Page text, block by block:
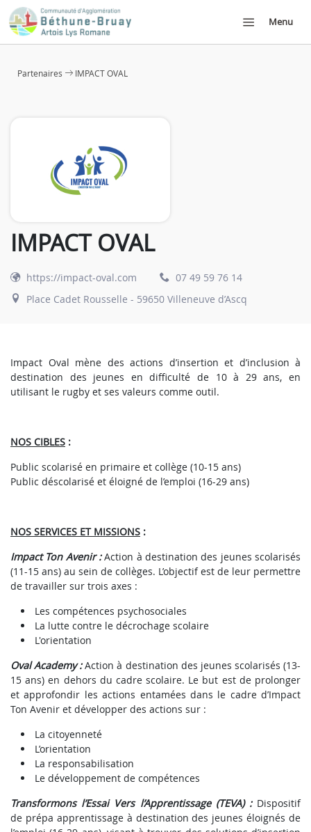
Menu
Partenaires IMPACT OVAL
IMPACT OVAL
https://impact-oval.com
07 49 59 76 14
Place Cadet Rousselle - 59650 Villeneuve d’Ascq
Impact Oval mène des actions d’insertion et d’inclusion à
destination des jeunes en difficulté de 10 à 29 ans, en
utilisant le rugby et ses valeurs comme outil.
NOS CIBLES :
Public scolarisé en primaire et collège (10-15 ans)
Public déscolarisé et éloigné de l’emploi (16-29 ans)
NOS SERVICES ET MISSIONS :
Impact Ton Avenir :Action à destination des jeunes scolarisés
(11-15 ans) au sein de collèges. L’objectif est de leur permettre
de travailler sur trois axes :
Les compétences psychosociales
La lutte contre le décrochage scolaire
L'orientation
Oval Academy :Action à destination des jeunes scolarisés (13-
15 ans) en dehors du cadre scolaire. Le but est de prolonger
et approfondir les actions entamées dans le cadre d’Impact
Ton Avenir et développer des actions sur :
La citoyenneté
L’orientation
La responsabilisation
Le développement de compétences
Transformons l’Essai Vers l’Apprentissage (TEVA) : Dispositif
de prépa apprentissage à destination des jeunes éloignés de